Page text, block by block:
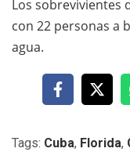
Los sobrevivientes
con 22 personas a
agua.
Tags: Cuba, Florida,